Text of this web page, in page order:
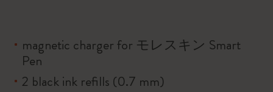
magnetic charger for モレスキン Smart
Pen
2 black ink refills (0.7 mm)